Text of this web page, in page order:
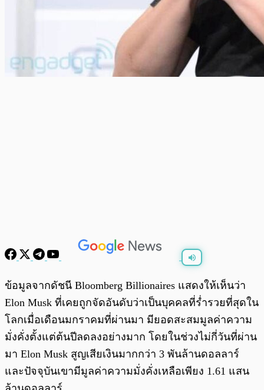
พร้อมเล่น 0:00/0:00
ข้อมูลจากดัชนี Bloomberg Billionaires แสดงให้เห็นว่า
Elon Musk ที่เคยถูกจัดอันดับว่าเป็นบุคคลที่ร่ำรวยที่สุดใน
โลกเมื่อเดือนมกราคมที่ผ่านมา มียอดสะสมมูลค่าความ
มั่งคั่งตั้งแต่ต้นปีลดลงอย่างมาก โดยในช่วงไม่กี่วันที่ผ่าน
มา Elon Musk สูญเสียเงินมากกว่า 3 พันล้านดอลลาร์
และปัจจุบันเขามีมูลค่าความมั่งคั่งเหลือเพียง 1.61 แสน